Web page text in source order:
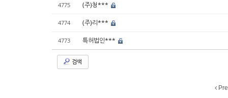
4775 (주)청***
4774 (주)리***
4773 특허법인***
검색